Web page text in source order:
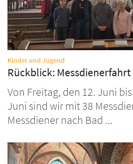
Kinder und Jugend
Rückblick: Messdienerfahrt
Von Freitag, den 12. Juni
Juni sind wir mit 38
Messdiener nach Bad ...